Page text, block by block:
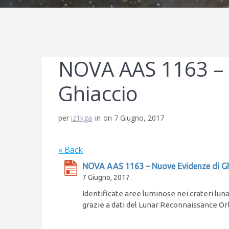
NOVA AAS 1163
Ghiaccio
per iz1kga in on 7 Giugno, 2017
« Back
NOVA AAS 1163 – Nuove Evidenze di
7 Giugno, 2017
Identificate aree luminose nei crateri
grazie a dati del Lunar Reconnaissance